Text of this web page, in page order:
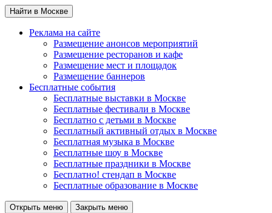
Найти в Москве
Реклама на сайте
Размещение анонсов мероприятий
Размещение ресторанов и кафе
Размещение мест и площадок
Размещение баннеров
Бесплатные события
Бесплатные выставки в Москве
Бесплатные фестивали в Москве
Бесплатно с детьми в Москве
Бесплатный активный отдых в Москве
Бесплатная музыка в Москве
Бесплатные шоу в Москве
Бесплатные праздники в Москве
Бесплатно! стендап в Москве
Бесплатные образование в Москве
Открыть меню Закрыть меню